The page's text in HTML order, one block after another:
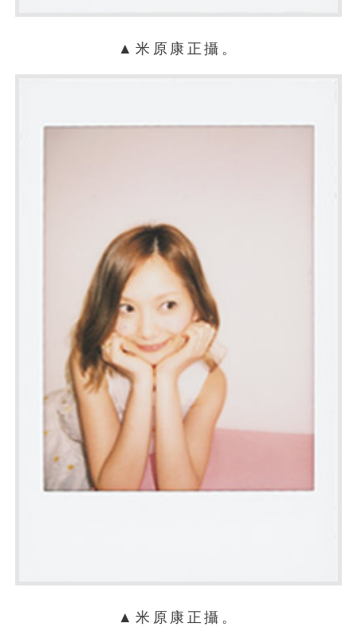
▲米原康正攝。
▲米原康正攝。